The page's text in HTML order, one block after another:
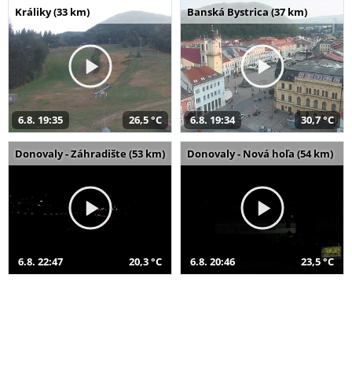
Králiky (33 km)
6.8. 19:35 26,5 °C
Banská Bystrica (37 km)
6.8. 19:34 30,7 °C
Donovaly - Záhradište (53 km)
6.8. 22:47 20,3 °C
Donovaly - Nová hoľa (54 km)
6.8. 20:46 23,5 °C